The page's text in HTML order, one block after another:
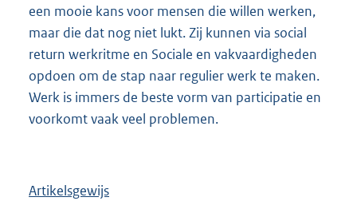
een mooie kans voor mensen die willen werken,
maar die dat nog niet lukt. Zij kunnen via social
return werkritme en Sociale en vakvaardigheden
opdoen om de stap naar regulier werk te maken.
Werk is immers de beste vorm van participatie en
voorkomt vaak veel problemen.
Artikelsgewijs